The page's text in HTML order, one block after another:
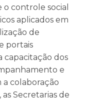
o controle social
aplicados em
de
portais
capacitação dos
e
colaboração
Secretarias de